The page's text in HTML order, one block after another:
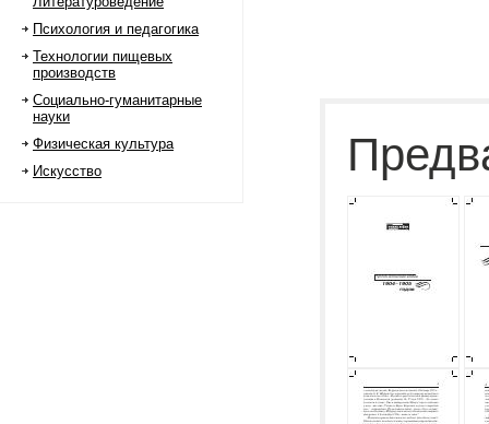
Психология и педагогика
Технологии пищевых
производств
Социально-гуманитарные
науки
Физическая культура
Искусство